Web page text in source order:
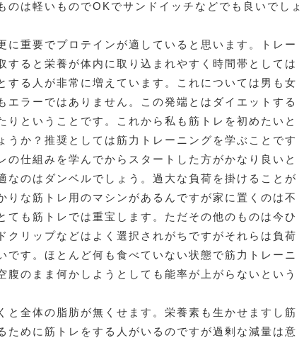
のは軽いものでOKでサンドイッチなどでも良いでしょ
に重要でプロテインが適していると思います。トレー
すると栄養が体内に取り込まれやすく時間帯としては
する人が非常に増えています。これについては男も女
エラーではありません。この発端とはダイエットする
りということです。これから私も筋トレを初めたいと
うか？推奨としては筋力トレーニングを学ぶことです
の仕組みを学んでからスタートした方がかなり良いと
なのはダンベルでしょう。過大な負荷を掛けることが
りな筋トレ用のマシンがあるんですが家に置くのは不
ても筋トレでは重宝します。ただその他のものは今ひ
クリップなどはよく選択されがちですがそれらは負荷
です。ほとんど何も食べていない状態で筋力トレーニ
腹のまま何かしようとしても能率が上がらないという
と全体の脂肪が無くせます。栄養素も生かせますし筋
ために筋トレをする人がいるのですが過剰な減量は意